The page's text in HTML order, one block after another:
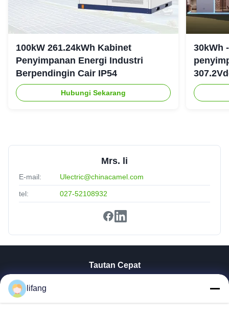
100kW 261.24kWh Kabinet
Penyimpanan Energi Industri
Berpendingin Cair IP54
Hubungi Sekarang
30kWh
Mrs. li
E-mail: Ulectric@chinacamel.com
tel: 027-52108932
Tautan Cepat
lifang